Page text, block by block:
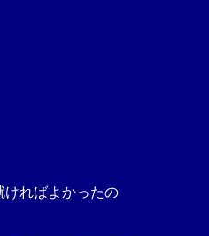
ければよかったの